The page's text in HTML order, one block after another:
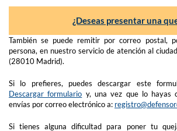
¿Deseas presentar una
También se puede remitir por correo postal,
persona, en nuestro servicio de atención al
(28010 Madrid).
Si lo prefieres, puedes descargar este
Descargar formulario y, una vez que lo hayas
envías por correo electrónico a:
Si tienes alguna dificultad para poner tu